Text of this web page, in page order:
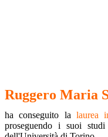
Ruggero Maria
ha conseguito la laurea
proseguendo i suoi